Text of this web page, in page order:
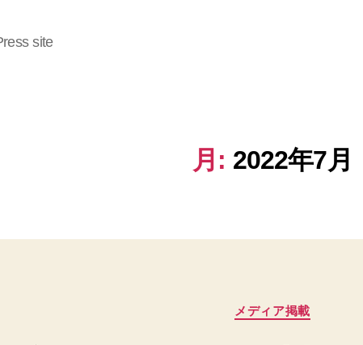
site
月: 2022年7月
カ
テ
メディア掲載